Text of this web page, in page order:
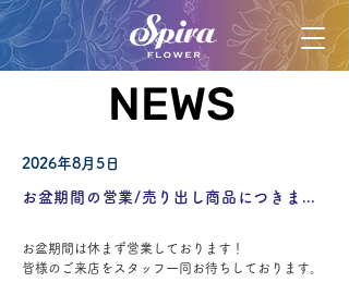
NEWS
NEWS
2026年8月5日
お盆期間の営業/売り出し商品につきまして
お盆期間は休まず営業しております！
皆様のご来店をスタッフ一同お待ちしております。